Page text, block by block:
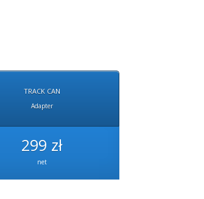
TRACK CAN
Adapter
299 zł
net